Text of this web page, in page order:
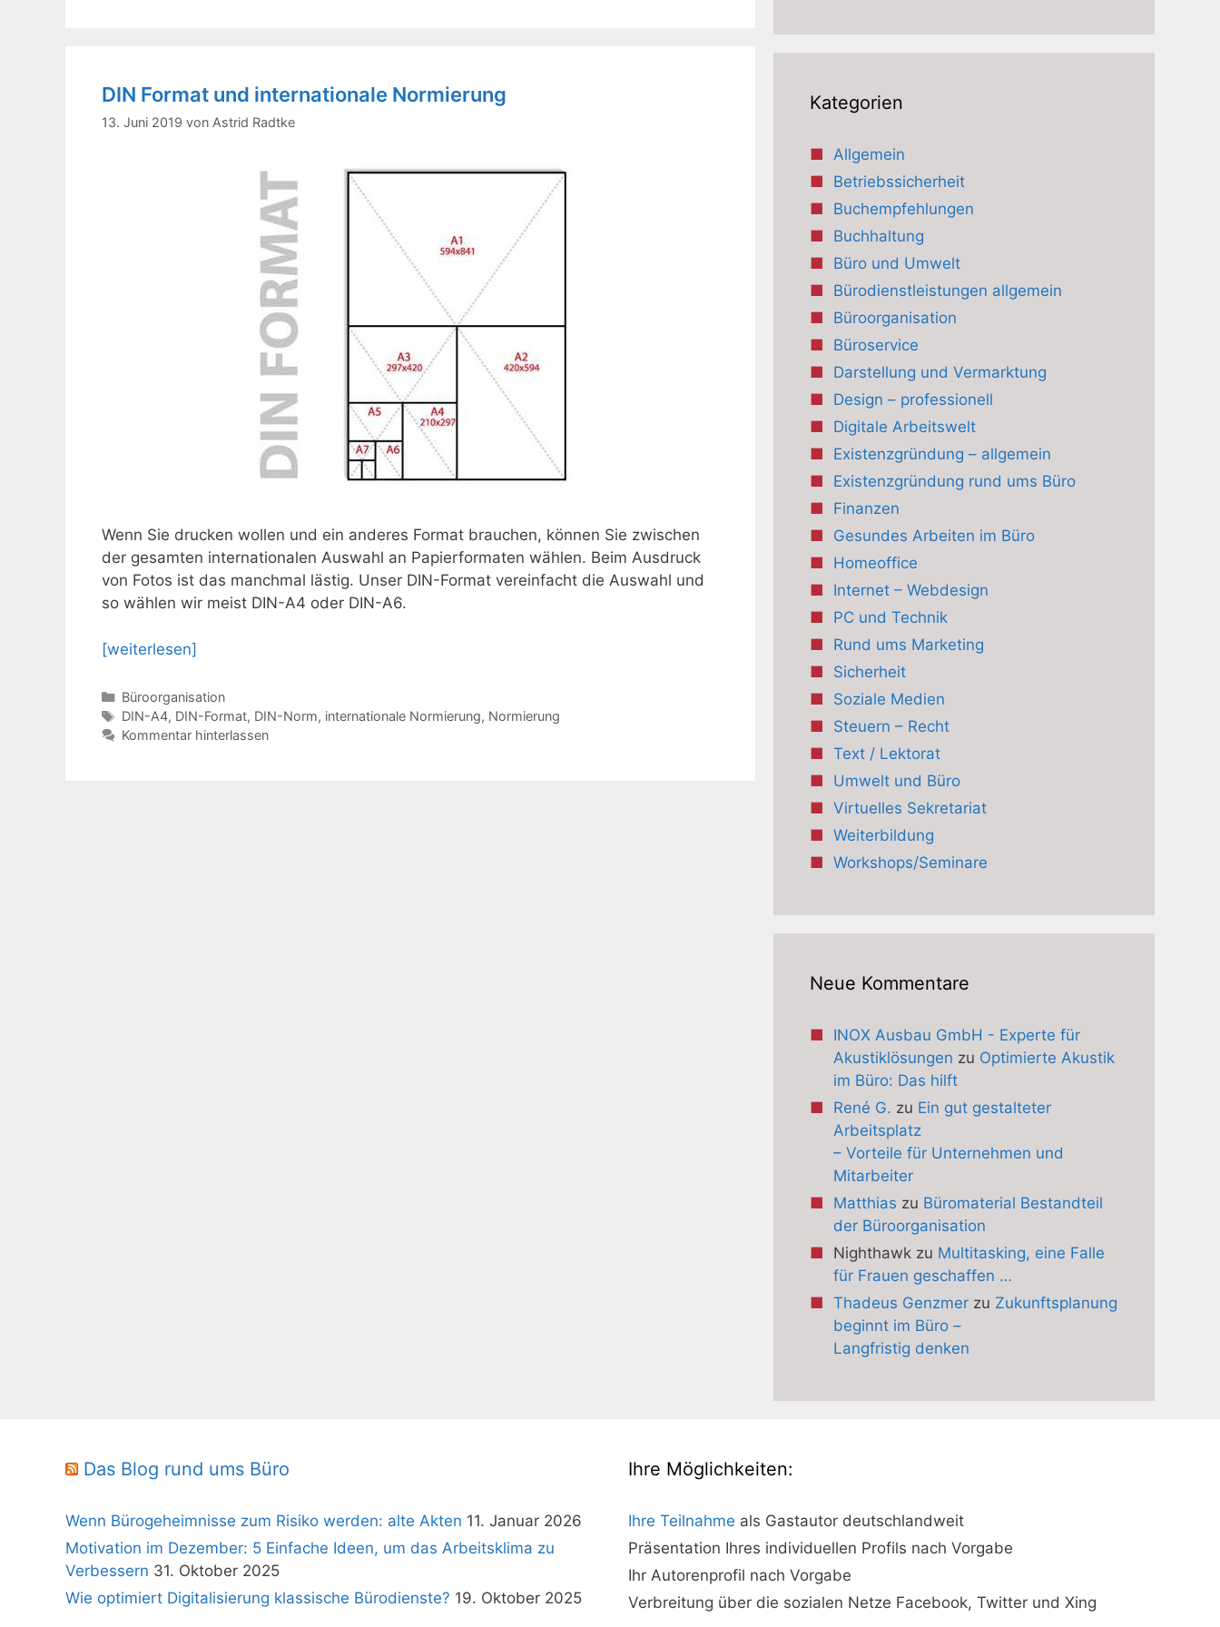
DIN Format und internationale Normierung
13. Juni 2019 von Astrid Radtke
Wenn Sie drucken wollen und ein anderes Format brauchen, können Sie zwischen
der gesamten internationalen Auswahl an Papierformaten wählen. Beim Ausdruck
von Fotos ist das manchmal lästig. Unser DIN-Format vereinfacht die Auswahl und
so wählen wir meist DIN-A4 oder DIN-A6.
[weiterlesen]
Kategorien
Büroorganisation
Schlagwörter
DIN-A4, DIN-Format, DIN-Norm, internationale Normierung, Normierung
Kommentar hinterlassen
Kategorien
Allgemein
Betriebssicherheit
Buchempfehlungen
Buchhaltung
Büro und Umwelt
Bürodienstleistungen allgemein
Büroorganisation
Büroservice
Darstellung und Vermarktung
Design – professionell
Digitale Arbeitswelt
Existenzgründung – allgemein
Existenzgründung rund ums Büro
Finanzen
Gesundes Arbeiten im Büro
Homeoffice
Internet – Webdesign
PC und Technik
Rund ums Marketing
Sicherheit
Soziale Medien
Steuern – Recht
Text / Lektorat
Umwelt und Büro
Virtuelles Sekretariat
Weiterbildung
Workshops/Seminare
Neue Kommentare
INOX Ausbau GmbH - Experte für
Akustiklösungen zu Optimierte Akustik
im Büro: Das hilft
René G. zu Ein gut gestalteter
Arbeitsplatz
– Vorteile für Unternehmen und
Mitarbeiter
Matthias zu Büromaterial Bestandteil
der Büroorganisation
Nighthawkzu Multitasking, eine Falle
für Frauen geschaffen …
Thadeus Genzmerzu Zukunftsplanung
beginnt im Büro –
Langfristig denken
Das Blog rund ums Büro
Wenn Bürogeheimnisse zum Risiko werden: alte Akten 11. Januar 2026
Motivation im Dezember: 5 Einfache Ideen, um das Arbeitsklima zu
Verbessern 31. Oktober 2025
Wie optimiert Digitalisierung klassische Bürodienste? 19. Oktober 2025
Ihre Möglichkeiten:
Ihre Teilnahme als Gastautor deutschlandweit
Präsentation Ihres individuellen Profils nach Vorgabe
Ihr Autorenprofil nach Vorgabe
Verbreitung über die sozialen Netze Facebook, Twitter und Xing